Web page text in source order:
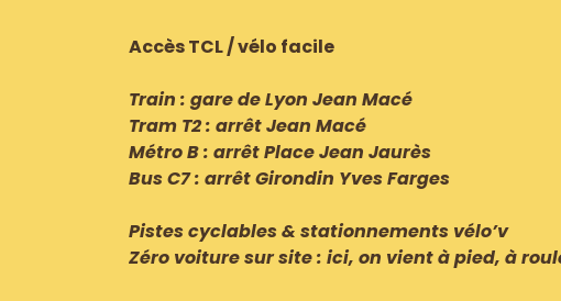
Accès TCL / vélo facile
Train : gare de Lyon Jean Macé
Tram T2 : arrêt Jean Macé
Métro B : arrêt Place Jean Jaurès
Bus C7 : arrêt Girondin Yves Farges
Pistes cyclables & stationnements vélo’v
Zéro voiture sur site : ici, on vient à pied, à